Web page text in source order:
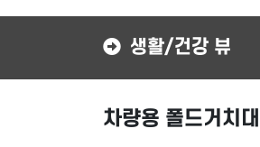
생활/건강 뷰
차량용 폴드거치